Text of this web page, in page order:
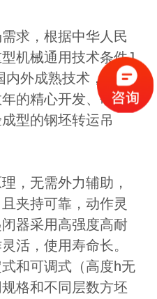
求，根据中华人民
机械通用技术条件J
内外成熟技术，结合
的精心开发、研
型的钢坯转运吊
，无需外力辅助，
夹持可靠，动作灵
器采用高强度高耐
活，使用寿命长。
和可调式（高度h无
格和不同层数方坯